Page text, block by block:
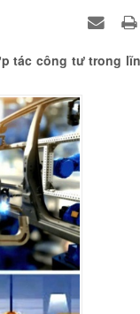
tác công tư trong